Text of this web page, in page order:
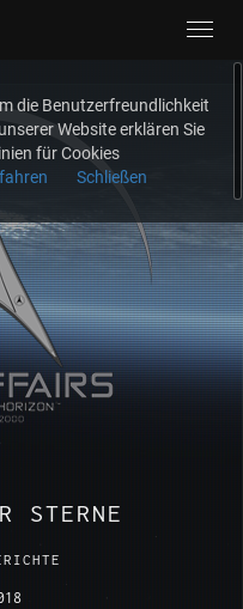
STERNE
die Benutzerfreundlichkeit
Website erklären Sie
für Cookies
Schließen